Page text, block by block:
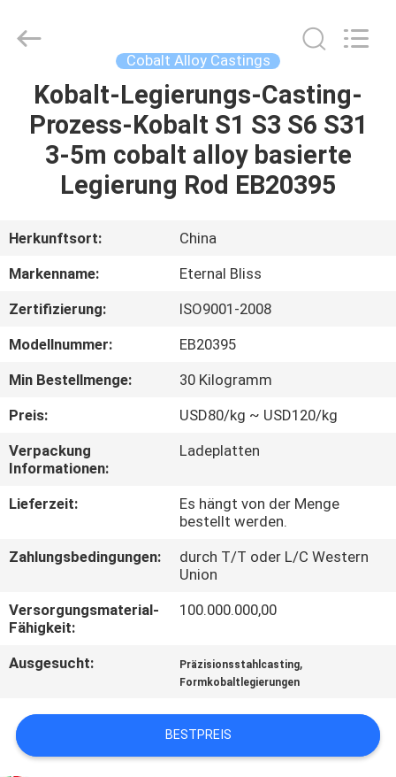
HAUS
PRODUKTE
ÜBER
FABRIK-
AUSFLUG
QUALITÄTSKONTROLLE
TRETEN
MIT
IN
VERBINDUNG
FORDERN
Forging
Co.,LTD..
Reserved.
Cobalt Alloy Castings
Kobalt-Legierungs-Casting-
Prozess-Kobalt S1 S3 S6 S31
3-5m cobalt alloy basierte
Legierung Rod EB20395
Herkunftsort:
China
Markenname:
Eternal Bliss
Zertifizierung:
ISO9001-2008
Modellnummer:
EB20395
Min Bestellmenge:
30 Kilogramm
Preis:
USD80/kg ~ USD120/kg
Verpackung
Informationen:
Ladeplatten
Lieferzeit:
Es hängt von der Menge
bestellt werden.
Zahlungsbedingungen:
durch T/T oder L/C Western
Union
Versorgungsmaterial-
Fähigkeit:
100.000.000,00
Ausgesucht: Präzisionsstahlcasting,
Formkobaltlegierungen
BESTPREIS